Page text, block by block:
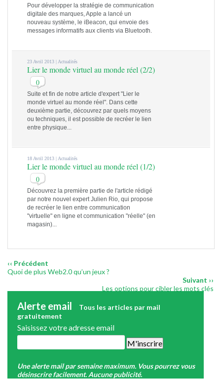
Pour développer la stratégie de communication
digitale des marques, Apple a lancé un
nouveau système, le iBeacon, qui envoie des
messages informatifs aux clients via Bluetooth.
23 Avril 2013 | Actualités
Lier le monde virtuel au monde réel (2/2)
0
Suite et fin de notre article d'expert "Lier le
monde virtuel au monde réel". Dans cette
deuxième partie, découvrez par quels moyens
ou techniques, il est possible de recréer le lien
entre physique...
18 Avril 2013 | Actualités
Lier le monde virtuel au monde réel (1/2)
0
Découvrez la première partie de l'article rédigé
par notre nouvel expert Julien Rio, qui propose
de recréer le lien entre communication
"virtuelle" en ligne et communication "réelle" (en
magasin)...
‹‹ Précédent
Quoi de plus Web2.0 qu’un jeux ?
Suivant ››
Les options pour cibler les mots clés
Alerte email
Tous les articles par mail
gratuitement
Saisissez votre adresse email
Une alerte mail par semaine maximum. Vous pourrez vous
désinscrire facilement. Aucune publicité.